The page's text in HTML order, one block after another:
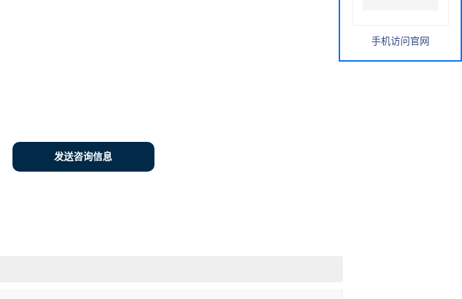
发送咨询信息
手机访问官网